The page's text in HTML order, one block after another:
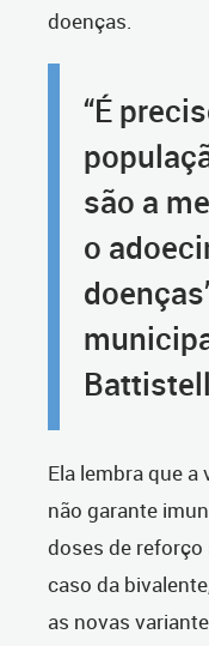
doenças.
“É
são a
o
Ela lembra que
não garante
doses de reforço
caso da
as novas